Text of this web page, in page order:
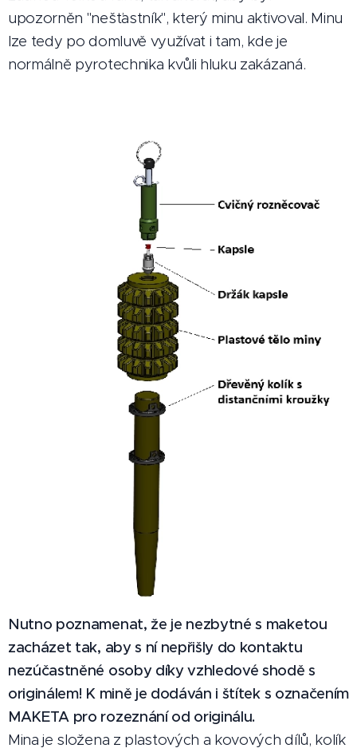
upozorněn "nešťastník", který minu aktivoval. Minu
lze tedy po domluvě využívat i tam, kde je
normálně pyrotechnika kvůli hluku zakázaná.
Nutno poznamenat, že je nezbytné s maketou
zacházet tak, aby s ní nepřišly do kontaktu
nezúčastněné osoby díky vzhledové shodě s
originálem! K mině je dodáván i štítek s označením
MAKETA pro rozeznání od originálu.
Mina je složena z plastových a kovových dílů, kolík